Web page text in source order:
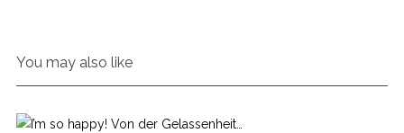
You may also like